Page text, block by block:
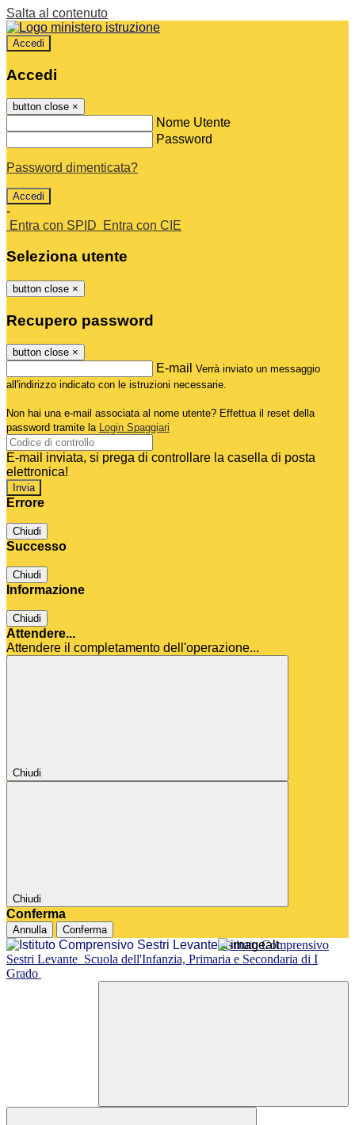
Salta al contenuto
Accedi
Accedi
button close ×
Nome Utente
Password
Password dimenticata?
-
Entra con SPID
Entra con CIE
Seleziona utente
button close ×
Recupero password
button close ×
E-mail Verrà inviato un messaggio
all'indirizzo indicato con le istruzioni necessarie.
Non hai una e-mail associata al nome utente? Effettua il reset della
password tramite la Login Spaggiari
E-mail inviata, si prega di controllare la casella di posta
elettronica!
Errore
Chiudi
Successo
Chiudi
Informazione
Chiudi
Attendere...
Attendere il completamento dell'operazione...
Chiudi
Chiudi
Conferma
Annulla Conferma
Istituto Comprensivo
Sestri Levante Scuola dell'Infanzia, Primaria e Secondaria di I
Grado